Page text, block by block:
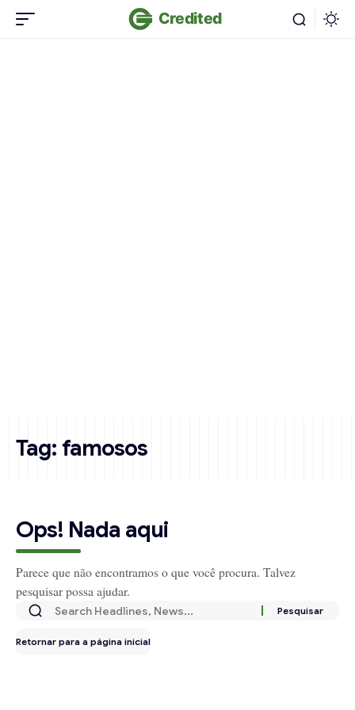
Tag: famosos
Ops! Nada aqui
Parece que não encontramos o que você procura. Talvez
pesquisar possa ajudar.
Retornar para a página inicial